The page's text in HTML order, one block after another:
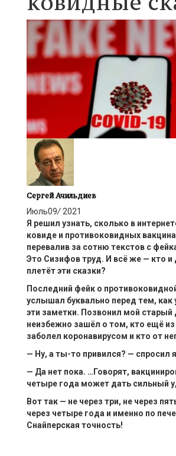
Сергей Ачильдиев
Июль09/2021
Я решил узнать, сколько в
ковиде и противоковидных
перевалив за сотню текстов с
Это Сизифов труд. И всё же — кто и
плетёт эти сказки?
Последний фейк о
услышал буквально перед тем, как
эти заметки. Позвонил мой старый
неизбежно зашёл о том, кто ещё
заболел коронавирусом и кто от
— Ну, а ты-то привился? — спросил
— Да нет пока. …Говорят,
четыре года может дать сильный
Вот так — не через три, не через
через четыре года и именно по
Снайперская точность!